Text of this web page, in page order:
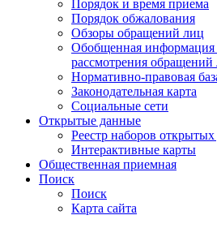
Порядок и время приема
Порядок обжалования
Обзоры обращений лиц
Обобщенная информация
рассмотрения
Нормативно-правовая
Законодательная карта
Социальные сети
Открытые данные
Реестр наборов
Интерактивные карты
Общественная приемная
Поиск
Поиск
Карта сайта